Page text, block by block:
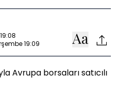
19:09
Avrupa borsaları satıcılı